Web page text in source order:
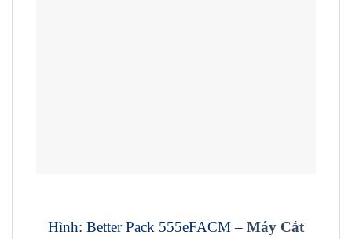
Hình: Better Pack 555eFACM – Máy Cắt